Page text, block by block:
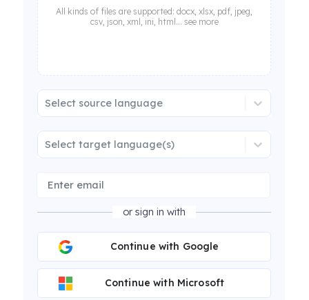
All kinds of files are supported: docx, xlsx, pdf, jpeg,
csv, json, xml, ini, html... see more
Select source language
Select target language(s)
or sign in with
Continue with Google
Continue with Microsoft